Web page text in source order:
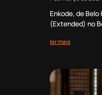
Enkode, de Belo
(Extended) no
ler mais